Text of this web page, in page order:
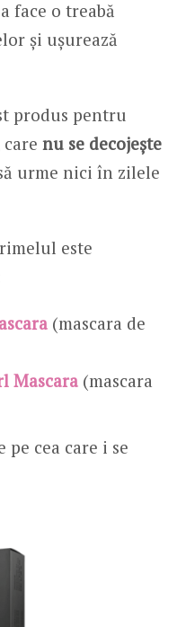
face o treabă
și ușurează
produs pentru
care nu se decojește
urme nici în zilele
este
(mascara de
Mascara (mascara
pe cea care i se